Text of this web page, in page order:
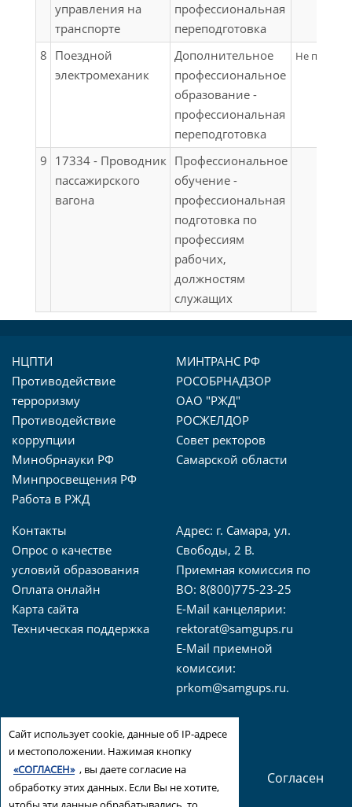
управления на
транспорте
профессиональная
переподготовка
8 Поездной
электромеханик
Дополнительное
профессиональное
образование -
профессиональная
переподготовка
Не
9 17334 - Проводник
пассажирского
вагона
Профессиональное
обучение -
профессиональная
подготовка по
профессиям
рабочих,
должностям
служащих
НЦПТИ
Противодействие
терроризму
Противодействие
коррупции
Минобрнауки РФ
Минпросвещения РФ
Работа в РЖД
МИНТРАНС РФ
РОСОБРНАДЗОР
ОАО "РЖД"
РОСЖЕЛДОР
Совет ректоров
Самарской области
Контакты
Опрос о качестве
условий образования
Оплата онлайн
Карта сайта
Техническая поддержка
Адрес: г. Самара, ул.
Свободы, 2 В.
Приемная комиссия по
ВО: 8(800)775-23-25
E-Mail канцелярии:
rektorat@samgups.ru
E-Mail приемной
комиссии:
prkom@samgups.ru.
Cогласие на использование файлов cookie
Все права защищены © 2026 — "Приволжский
государственный университет путей сообщения"
Сайт использует cookie, данные об IP-адресе
и местоположении. Нажимая кнопку
«СОГЛАСЕН» , вы даете согласие на
обработку этих данных. Если Вы не хотите,
Согласен